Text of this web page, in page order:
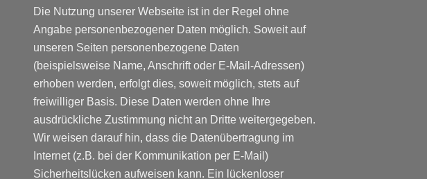
Die Nutzung unserer Webseite ist in der Regel ohne
Angabe personenbezogener Daten möglich. Soweit auf
unseren Seiten personenbezogene Daten
(beispielsweise Name, Anschrift oder E-Mail-Adressen)
erhoben werden, erfolgt dies, soweit möglich, stets auf
freiwilliger Basis. Diese Daten werden ohne Ihre
ausdrückliche Zustimmung nicht an Dritte weitergegeben.
Wir weisen darauf hin, dass die Datenübertragung im
Internet (z.B. bei der Kommunikation per E-Mail)
Sicherheitslücken aufweisen kann. Ein lückenloser